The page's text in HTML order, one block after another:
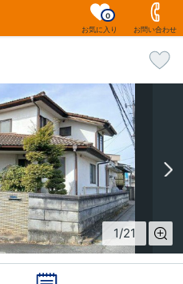
お気に入り
0
お問い合わせ
1/21